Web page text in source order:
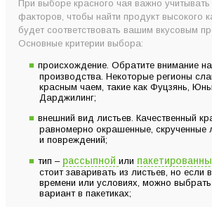
При выборе красного чая важно учитывать
факторов, чтобы найти продукт высокого
будет соответствовать вашим вкусовым
Основные критерии выбора:
происхождение. Обратите внимание на
производства. Некоторые регионы
красным чаем, такие как Фуцзянь,
Дарджилинг;
внешний вид листьев. Качественный
равномерно окрашенные, скрученные
и повреждений;
тип – рассыпной или
стоит заваривать из листьев, но если
времени или условиях, можно
вариант в пакетиках;